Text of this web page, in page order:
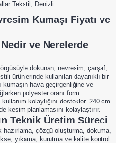
Tekstil, Denizli
Kumaşı Fiyatı ve
ve Nerelerde
dokunan; nevresim, çarşaf,
ürünlerinde kullanılan dayanıklı bir
kumaşın hava geçirgenliğine ve
polyester oranı form
kolaylığını destekler. 240 cm
kesim planlamasını kolaylaştırır.
Teknik Üretim Süreci
hazırlama, çözgü oluşturma, dokuma,
yıkama, kurutma ve kalite kontrol